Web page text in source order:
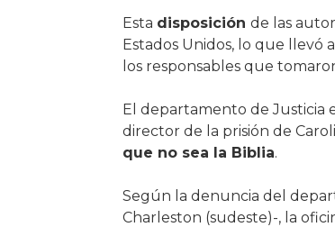
Esta disposición de las
Estados Unidos, lo que llevó
los responsables que
El departamento de Justicia
director de la prisión de
que no sea la Biblia.
Según la denuncia del
Charleston (sudeste)-, la